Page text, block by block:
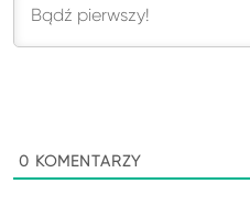
0 KOMENTARZY